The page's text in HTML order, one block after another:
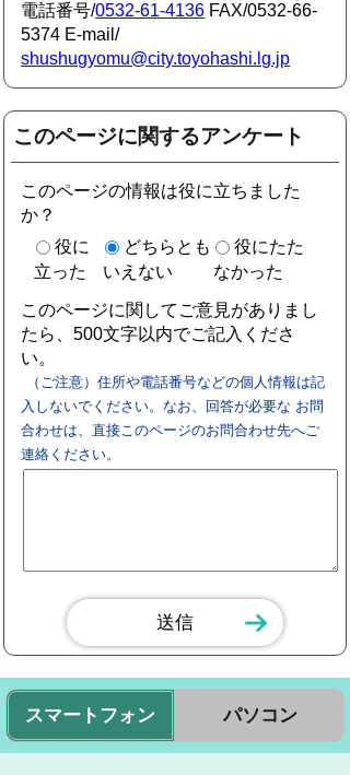
電話番号/0532-61-4136 FAX/0532-66-
5374 E-mail/
shushugyomu@city.toyohashi.lg.jp
このページに関するアンケート
このページの情報は役に立ちました
か？
役に
立った
どちらとも
いえない
役にたた
なかった
このページに関してご意見がありまし
たら、500文字以内でご記入くださ
い。
（ご注意）住所や電話番号などの個人情報は記
入しないでください。なお、回答が必要な お問
合わせは、直接このページのお問合わせ先へご
連絡ください。
スマートフォン パソコン